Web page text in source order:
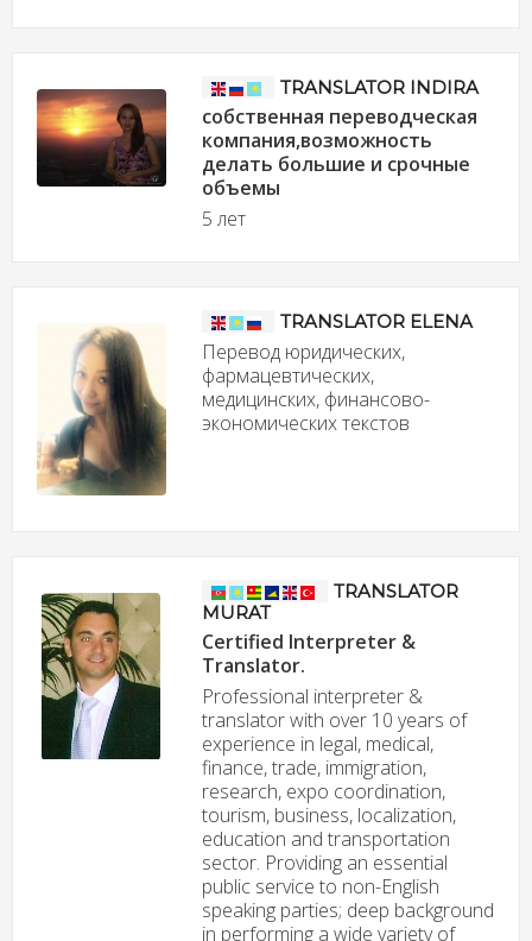
TRANSLATOR INDIRA
собственная переводческая
компания,возможность
делать большие и срочные
объемы
5 лет
TRANSLATOR ELENA
Перевод юридических,
фармацевтических,
медицинских, финансово-
экономических текстов
TRANSLATOR
MURAT
Certified Interpreter &
Translator.
Professional interpreter &
translator with over 10 years of
experience in legal, medical,
finance, trade, immigration,
research, expo coordination,
tourism, business, localization,
education and transportation
sector. Providing an essential
public service to non-English
speaking parties; deep background
in performing a wide variety of